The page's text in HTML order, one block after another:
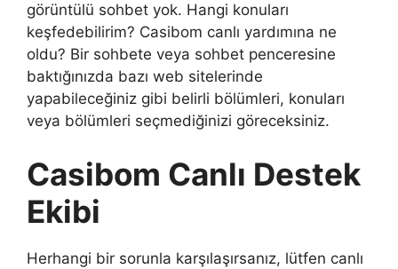
görüntülü sohbet yok. Hangi konuları
keşfedebilirim? Casibom canlı yardımına ne
oldu? Bir sohbete veya sohbet penceresine
baktığınızda bazı web sitelerinde
yapabileceğiniz gibi belirli bölümleri, konuları
veya bölümleri seçmediğinizi göreceksiniz.
Casibom Canlı Destek
Ekibi
Herhangi bir sorunla karşılaşırsanız, lütfen canlı